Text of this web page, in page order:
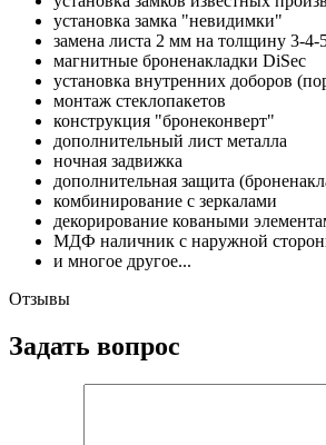
установка замка "невидимки"
замена листа 2 мм на толщину 3-
магнитные броненакладки DiSec
установка внутренних доборов
монтаж стеклопакетов
конструкция "бронеконверт"
дополнительный лист металла
ночная задвижка
дополнительная защита
комбинирование с зеркалами
декорирование коваными
МДФ наличник с наружной
и многое другое...
Отзывы
Задать вопрос